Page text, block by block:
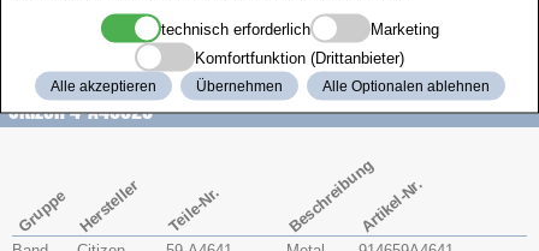
Citizen 4-A46026
Gruppe Hersteller Teile-Nr. BeschreibungArtikel-Nr.
technisch erforderlich
Marketing
Komfortfunktion (Drittanbieter)
Alle akzeptieren Übernehmen Alle Optionalen ablehnen